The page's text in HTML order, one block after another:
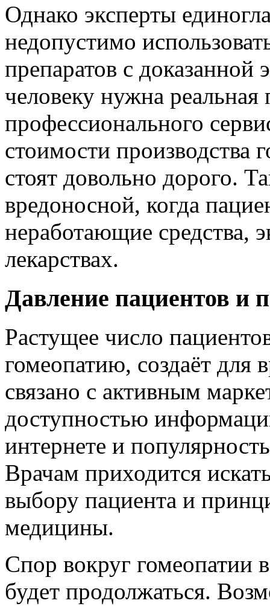
Однако эксперты
недопустимо
препаратов с доказанной
человеку нужна
профессионального
стоимости производства
стоят довольно дорого.
вредоносной, когда
неработающие средства,
лекарствах.
Давление пациентов и
Растущее число
гомеопатию, создаёт для
связано с активным
доступностью
интернете и
Врачам приходится
выбору пациента и
медицины.
Спор вокруг гомеопатии
будет продолжаться.